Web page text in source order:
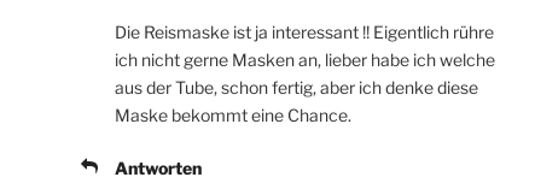
Die Reismaske ist ja interessant !! Eigentlich rühre
ich nicht gerne Masken an, lieber habe ich welche
aus der Tube, schon fertig, aber ich denke diese
Maske bekommt eine Chance.
Antworten